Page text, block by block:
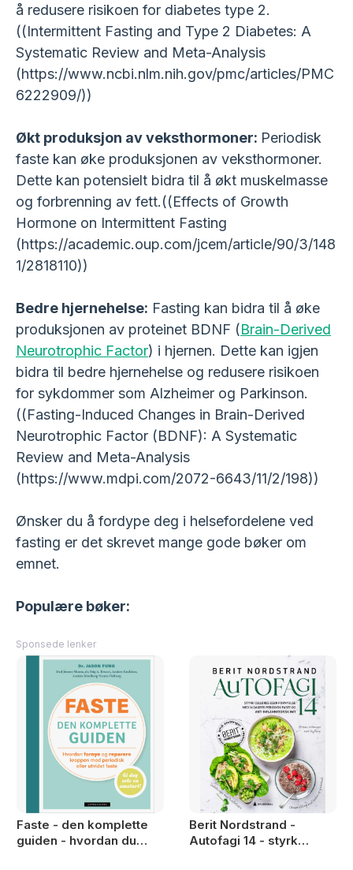
å redusere risikoen for diabetes type 2.
((Intermittent Fasting and Type 2 Diabetes: A
Systematic Review and Meta-Analysis
(https://www.ncbi.nlm.nih.gov/pmc/articles/PMC
6222909/))
Økt produksjon av veksthormoner: Periodisk
faste kan øke produksjonen av veksthormoner.
Dette kan potensielt bidra til å økt muskelmasse
og forbrenning av fett.((Effects of Growth
Hormone on Intermittent Fasting
(https://academic.oup.com/jcem/article/90/3/148
1/2818110))
Bedre hjernehelse: Fasting kan bidra til å øke
produksjonen av proteinet BDNF (Brain-Derived
Neurotrophic Factor) i hjernen. Dette kan igjen
bidra til bedre hjernehelse og redusere risikoen
for sykdommer som Alzheimer og Parkinson.
((Fasting-Induced Changes in Brain-Derived
Neurotrophic Factor (BDNF): A Systematic
Review and Meta-Analysis
(https://www.mdpi.com/2072-6643/11/2/198))
Ønsker du å fordype deg i helsefordelene ved
fasting er det skrevet mange gode bøker om
emnet.
Populære bøker:
Sponsede lenker
Faste - den komplette
guiden - hvordan du
Berit Nordstrand -
Autofagi 14 - styrk